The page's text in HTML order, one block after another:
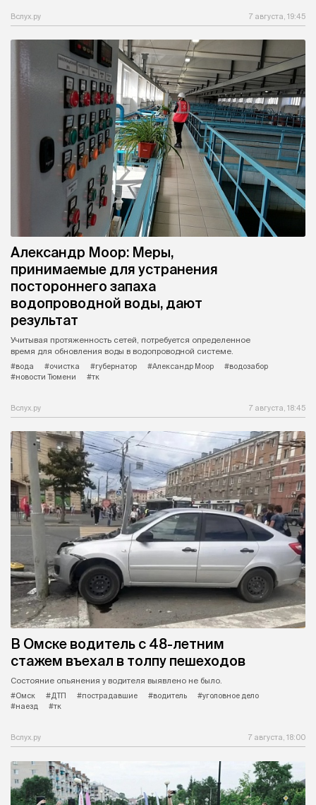
Вслух.ру 7 августа, 19:45
Александр Моор: Меры,
принимаемые для устранения
постороннего запаха
водопроводной воды, дают
результат
Учитывая протяженность сетей, потребуется определенное
время для обновления воды в водопроводной системе.
#вода
#очистка #губернатор #Александр Моор
#водозабор
#новости Тюмени
#тк
Вслух.ру 7 августа, 18:45
В Омске водитель с 48-летним
стажем въехал в толпу пешеходов
Состояние опьянения у водителя выявлено не было.
#Омск
#ДТП #пострадавшие #водитель
#уголовное дело
#наезд
#тк
Вслух.ру 7 августа, 18:00